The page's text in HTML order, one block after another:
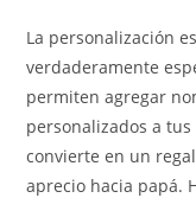
La personalización
verdaderamente
permiten agregar
personalizados a
convierte en un
aprecio hacia papá.